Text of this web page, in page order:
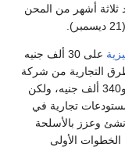
ثلاثة أشهر من المحن
(21 ديسمبر).
على 30 ألف جنيه
التجارية من شركة
الهند الشرقية الهولندية التي كان لها 60 سفينة و340 ألف جنيه، ولكن
وعزز بالأسلحة
لقد اتخذت الخطوات الأولى